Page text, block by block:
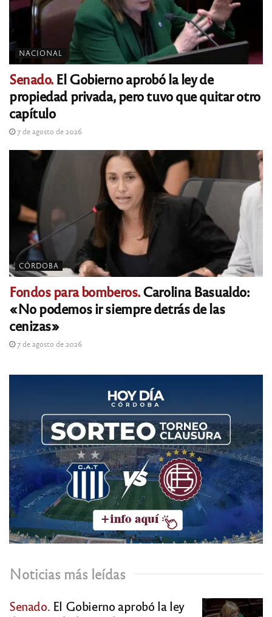
NACIONAL
Senado.El Gobierno aprobó la ley de
propiedad privada, pero tuvo que quitar otro
capítulo
7 de agosto de 2026
CÓRDOBA
Fondos para bomberos.Carolina Basualdo:
«No podemos ir siempre detrás de las
cenizas»
7 de agosto de 2026
Noticias más leídas
Senado. El Gobierno aprobó la ley